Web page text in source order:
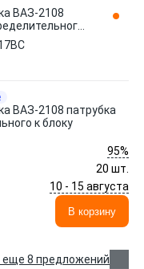
ВАЗ-2108
ВАЗ-2108 патрубка
к блоку
95%
20 шт.
10 - 15 августа
В корзину
еще 8 предложений